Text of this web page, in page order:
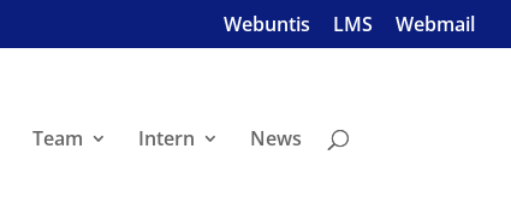
Webuntis LMS Webmail
Team Intern News